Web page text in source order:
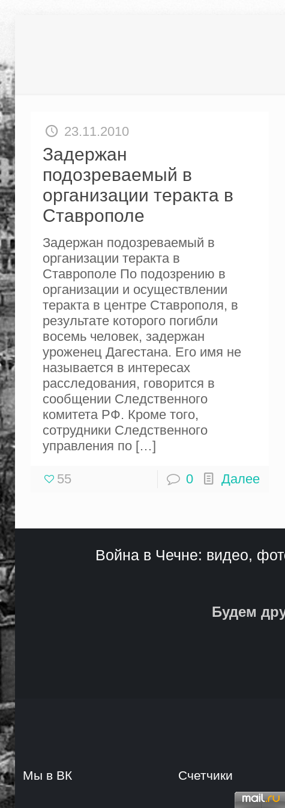
23.11.2010
Задержан
подозреваемый в
организации теракта в
Ставрополе
Задержан подозреваемый в
организации теракта в
Ставрополе По подозрению в
организации и осуществлении
теракта в центре Ставрополя, в
результате которого погибли
восемь человек, задержан
уроженец Дагестана. Его имя не
называется в интересах
расследования, говорится в
сообщении Следственного
комитета РФ. Кроме того,
сотрудники Следственного
управления по[…]
55 0 Далее
Война в Чечне: видео,
Будем
Мы в ВК Счетчики